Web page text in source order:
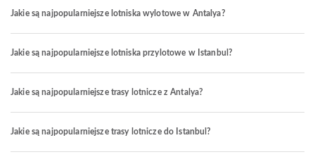
Jakie są najpopularniejsze lotniska wylotowe w Antalya?
Jakie są najpopularniejsze lotniska przylotowe w Istanbul?
Jakie są najpopularniejsze trasy lotnicze z Antalya?
Jakie są najpopularniejsze trasy lotnicze do Istanbul?